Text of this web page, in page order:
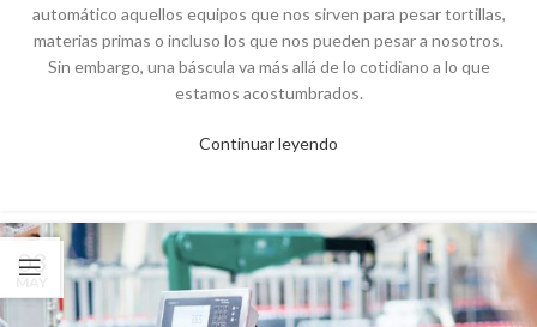
automático aquellos equipos que nos sirven para pesar tortillas,
materias primas o incluso los que nos pueden pesar a nosotros.
Sin embargo, una báscula va más allá de lo cotidiano a lo que
estamos acostumbrados.
Continuar leyendo
03